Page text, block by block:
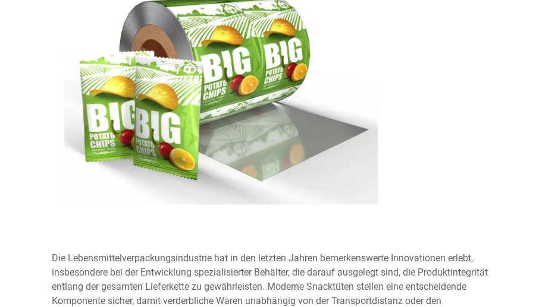
Die Lebensmittelverpackungsindustrie hat in den letzten Jahren bemerkenswerte Innovationen erlebt,
insbesondere bei der Entwicklung spezialisierter Behälter, die darauf ausgelegt sind, die Produktintegrität
entlang der gesamten Lieferkette zu gewährleisten. Moderne Snacktüten stellen eine entscheidende
Komponente sicher, damit verderbliche Waren unabhängig von der Transportdistanz oder den